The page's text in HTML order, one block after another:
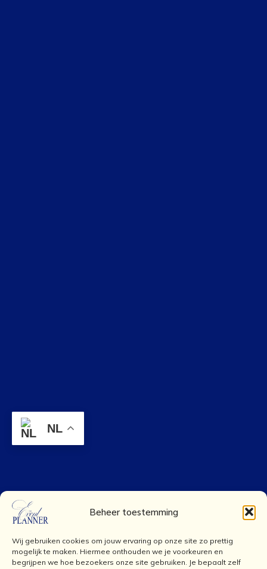
Beheer toestemming
Wij gebruiken cookies om jouw ervaring op onze site zo prettig
mogelijk te maken. Hiermee onthouden we je voorkeuren en
begrijpen we hoe bezoekers onze site gebruiken. Je bepaalt zelf
NL